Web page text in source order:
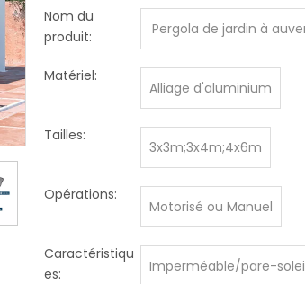
Nom du
produit:
Pergola de jardin à
Matériel:
Alliage d'aluminium
Tailles:
3x3m;3x4m;4x6m
Opérations:
Motorisé ou Manuel
Caractéristiqu
es:
Imperméable/pare-